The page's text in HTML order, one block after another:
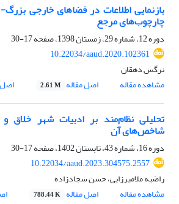
بازنمایی اطلاعات در فضاهای خارجی
چارچوب‌های مرجع
دوره 12، شماره 29، زمستان 1398، صفحه
17-30
10.22034/aaud.2020.102361
نرگس دهقان
مشاهده مقاله
اصل مقاله 2.61 M
تحلیلی نظام‌مند بر ادبیات شهر خلاق
شاخص‌های آن
دوره 16، شماره 43، تابستان 1402، صفحه
17-30
10.22034/aaud.2023.304575.2557
راضیه ملامیرزایی، حسن سجادزاده
مشاهده مقاله
اصل مقاله 788.44 K